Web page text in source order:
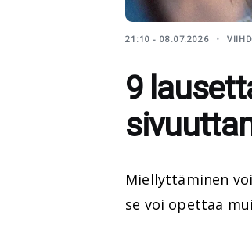
21:10 - 08.07.2026
9
Miellyttäminen
se voi opettaa